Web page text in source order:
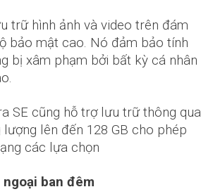
trữ hình ảnh và video trên đám
bảo mật cao. Nó đảm bảo tính
bị xâm phạm bởi bất kỳ cá nhân
SE cũng hỗ trợ lưu trữ thông qua
lên đến 128 GB cho phép
các lựa chọn
ban đêm